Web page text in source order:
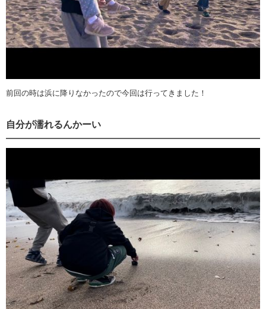
前回の時は浜に降りなかったので今回は行ってきました！
自分が濡れるんかーい